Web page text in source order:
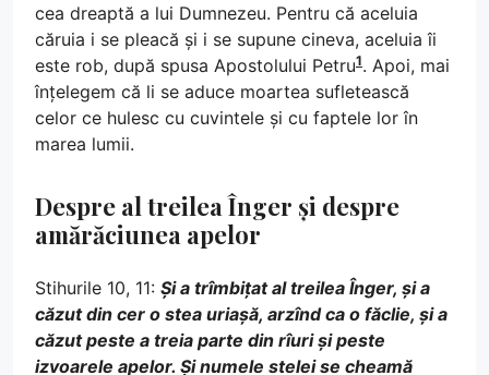
cea dreaptă a lui Dumnezeu. Pentru că aceluia
căruia i se pleacă și i se supune cineva, aceluia îi
este rob, după spusa Apostolului Petru1. Apoi, mai
înțelegem că li se aduce moartea sufletească
celor ce hulesc cu cuvintele și cu faptele lor în
marea lumii.
Despre al treilea Înger și despre
amărăciunea apelor
Stihurile 10, 11: Și a trîmbițat al treilea Înger, și a
căzut din cer o stea uriașă, arzînd ca o făclie, și a
căzut peste a treia parte din rîuri și peste
izvoarele apelor. Și numele stelei se cheamă